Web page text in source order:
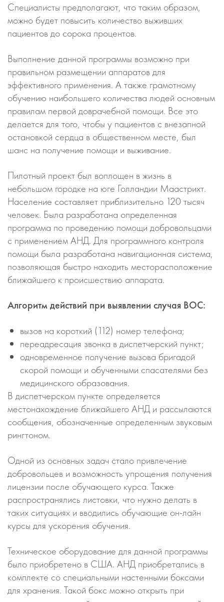
Специалисты предполагают, что таким образом,
можно будет повысить количество выживших
пациентов до сорока процентов.
Выполнение данной программы возможно при
правильном размещении аппаратов для
эффективного применения. А также грамотному
обучению наибольшего количества людей основным
правилам первой доврачебной помощи. Все это
делается для того, чтобы у пациентов с внезапной
остановкой сердца в общественном месте, был
шанс на получение помощи и выживание.
Пилотный проект был воплощен в жизнь в
небольшом городке на юге Голландии Маастрихт.
Население составляет приблизительно 120 тысяч
человек. Была разработана определенная
программа по проведению помощи добровольцами
с применением АНД. Для программного контроля
помощи была разработана навигационная система,
позволяющая быстро находить месторасположение
ближайшего к происшествию аппарата.
Алгоритм действий при выявлении случая ВОС:
вызов на короткий (112) номер телефона;
переадресация звонка в диспетчерский пункт;
одновременное получение вызова бригадой
скорой помощи и обученными спасателями без
медицинского образования.
В диспетчерском пункте определяется
местонахождение ближайшего АНД и рассылаются
сообщения, обозначенные определенным звуковым
рингтоном.
Одной из основных задач стало привлечение
добровольцев и возможность упрощения получения
лицензии после обучающего курса. Также
распространялись листовки, что нужно делать в
таких ситуациях и вводились обучающие он-лайн
курсы для ускорения обучения.
Техническое оборудование для данной программы
было приобретено в США. АНД приобретались в
комплекте со специальными настенными боксами
для хранения. Такой бокс можно открыть при